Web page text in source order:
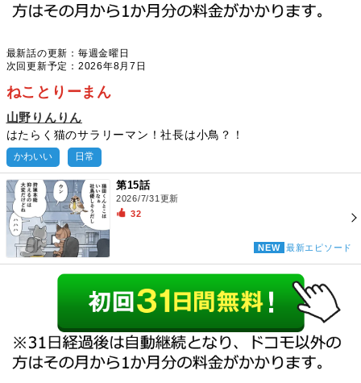
最新話の更新：毎週金曜日
次回更新予定：2026年8月7日
ねことりーまん
山野りんりん
はたらく猫のサラリーマン！社長は小鳥？！
かわいい 日常
NEW 最新エピソード
第15話
2026/7/31更新
32